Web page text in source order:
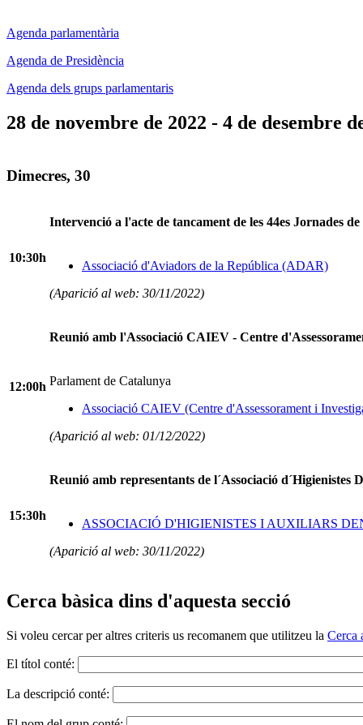
Agenda parlamentària
Agenda de Presidència
Agenda dels grups parlamentaris
28 de novembre de 2022 - 4 de desembre
Dimecres, 30
10:30h
Intervenció a l'acte de tancament de les 44es Jornades
Associació d'Aviadors de la República (ADAR)
(Aparició al web: 30/11/2022)
12:00h
Reunió amb l'Associació CAIEV - Centre
Parlament de Catalunya
Associació CAIEV (Centre d'Assessorament i
(Aparició al web: 01/12/2022)
15:30h
Reunió amb representants de l´Associació d´Higienistes
ASSOCIACIÓ D'HIGIENISTES I AUXILIARS
(Aparició al web: 30/11/2022)
Cerca bàsica dins d'aquesta secció
Si voleu cercar per altres criteris us recomanem que utilitzeu la Cerca
El títol conté:
La descripció conté: